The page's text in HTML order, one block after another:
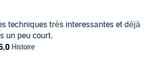
techniques très interessantes et déjà
un peu court.